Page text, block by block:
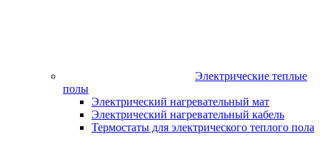
Электрические теплые
полы
Электрический нагревательный мат
Электрический нагревательный кабель
Термостаты для электрического теплого пола